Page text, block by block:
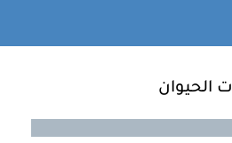
الحيوان